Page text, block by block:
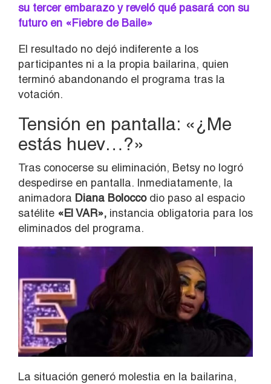
su tercer embarazo y reveló qué pasará con su
futuro en «Fiebre de Baile»
El resultado no dejó indiferente a los
participantes ni a la propia bailarina, quien
terminó abandonando el programa tras la
votación.
Tensión en pantalla: «¿Me
estás huev…?»
Tras conocerse su eliminación, Betsy no logró
despedirse en pantalla. Inmediatamente, la
animadora Diana Bolocco dio paso al espacio
satélite «El VAR», instancia obligatoria para los
eliminados del programa.
La situación generó molestia en la bailarina,